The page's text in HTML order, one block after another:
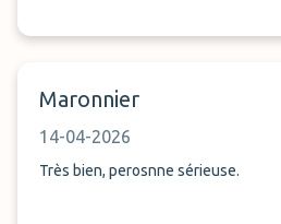
Maronnier
14-04-2026
Très bien, perosnne sérieuse.